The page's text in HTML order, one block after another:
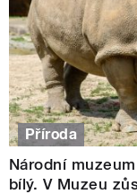
Příroda
Národní
bílý. V Muzeu